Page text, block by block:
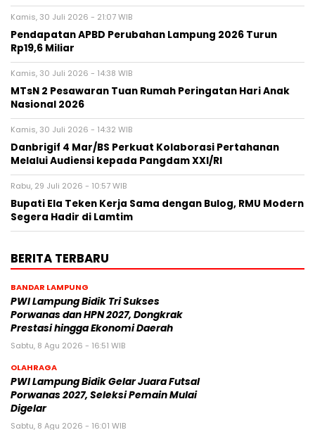
Kamis, 30 Juli 2026 - 21:07 WIB
Pendapatan APBD Perubahan Lampung 2026 Turun
Rp19,6 Miliar
Kamis, 30 Juli 2026 - 14:38 WIB
MTsN 2 Pesawaran Tuan Rumah Peringatan Hari Anak
Nasional 2026
Kamis, 30 Juli 2026 - 14:32 WIB
Danbrigif 4 Mar/BS Perkuat Kolaborasi Pertahanan
Melalui Audiensi kepada Pangdam XXI/RI
Rabu, 29 Juli 2026 - 10:57 WIB
Bupati Ela Teken Kerja Sama dengan Bulog, RMU Modern
Segera Hadir di Lamtim
BERITA TERBARU
BANDAR LAMPUNG
PWI Lampung Bidik Tri Sukses
Porwanas dan HPN 2027, Dongkrak
Prestasi hingga Ekonomi Daerah
Sabtu, 8 Agu 2026 - 16:51 WIB
OLAHRAGA
PWI Lampung Bidik Gelar Juara Futsal
Porwanas 2027, Seleksi Pemain Mulai
Digelar
Sabtu, 8 Agu 2026 - 16:01 WIB